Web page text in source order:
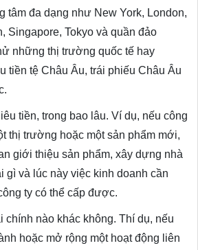
tâm đa dạng như New York, London,
Singapore, Tokyo và quần đảo
những thị trường quốc tế hay
tiền tệ Châu Âu, trái phiếu Châu Âu
tiền, trong bao lâu. Ví dụ, nếu công
thị trường hoặc một sản phẩm mới,
giới thiệu sản phẩm, xây dựng nhà
gì và lúc này việc kinh doanh cần
ty có thể cấp được.
chính nào khác không. Thí dụ, nếu
hoặc mở rộng một hoạt động liên